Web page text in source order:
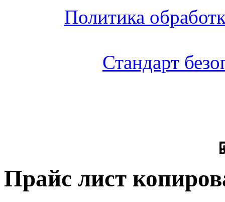
Политика
Стандарт
Прайс лист